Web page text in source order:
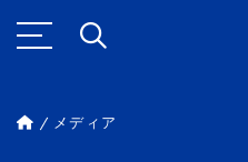
メディア